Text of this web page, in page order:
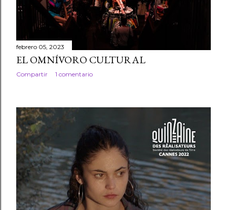
febrero 05, 2023
EL OMNÍVORO CULTURAL
Compartir 1 comentario